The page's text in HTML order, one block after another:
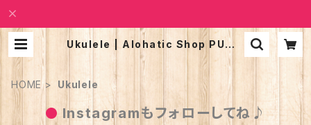
Ukulele | Alohatic Shop PUALI
HOME Ukulele
Instagramもフォローしてね♪